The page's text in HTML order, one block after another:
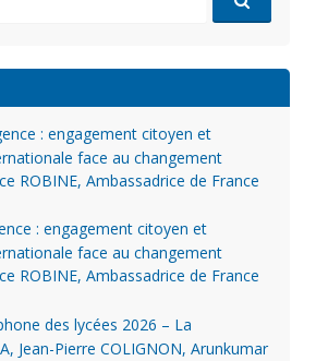
: engagement citoyen et
face au changement
ROBINE, Ambassadrice de France
: engagement citoyen et
face au changement
ROBINE, Ambassadrice de France
des lycées 2026 – La
Jean-Pierre COLIGNON, Arunkumar